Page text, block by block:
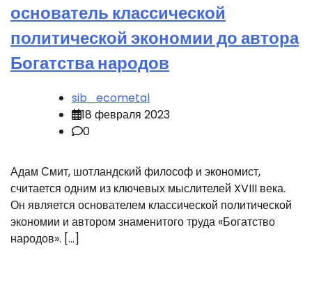
основатель классической
политической экономии до автора
Богатства народов
sib_ecometal
18 февраля 2023
0
Адам Смит, шотландский философ и экономист,
считается одним из ключевых мыслителей XVIII века.
Он является основателем классической политической
экономии и автором знаменитого труда «Богатство
народов». […]